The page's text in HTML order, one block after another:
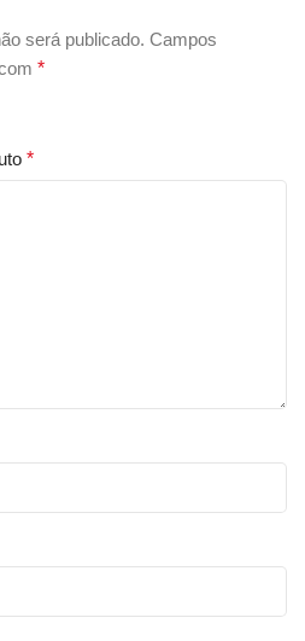
será publicado. Campos
*
*